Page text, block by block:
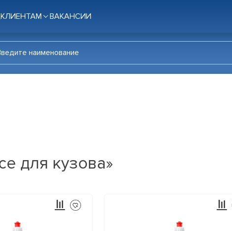
КЛИЕНТАМ ВАКАНСИИ
для кузова»